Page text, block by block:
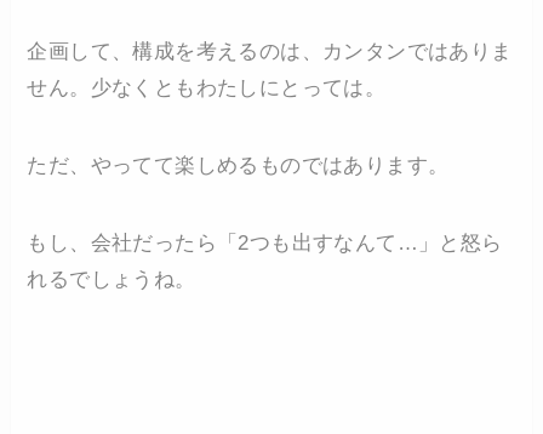
企画して、構成を考えるのは、カンタンではありま
せん。少なくともわたしにとっては。
ただ、やってて楽しめるものではあります。
もし、会社だったら「2つも出すなんて…」と怒ら
れるでしょうね。